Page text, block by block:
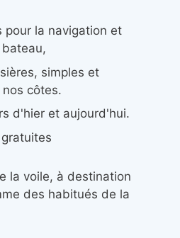
pour la navigation et
simples et
côtes.
d'hier et aujourd'hui.
la voile, à destination
des habitués de la